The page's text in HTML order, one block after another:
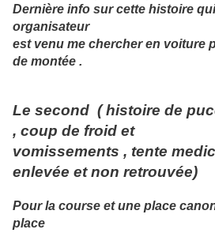
Dernière info sur cette histoire qui
organisateur
est venu me chercher en voiture
de montée .
Le second ( histoire de
, coup de froid et
vomissements , tente
enlevée et non retrouvée)
Pour la course et une place
place